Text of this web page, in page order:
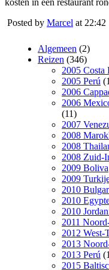
Posted by Marcel at 22:42
Algemeen (2)
Reizen (346)
2005 Costa
2005 Perú
2006
2006
(11)
2007
2008
2008
2008 Zuid-
2009 Boliva
2009
2010
2010
2010
2011
2012 West-
2013
2013 Perú
2015